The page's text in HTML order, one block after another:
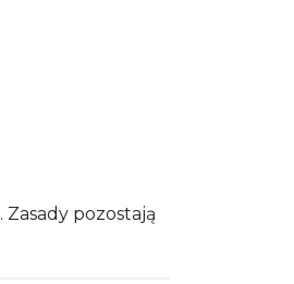
. Zasady pozostają